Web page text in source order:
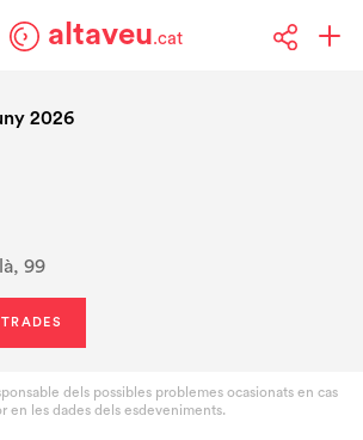
altaveu.cat
2026
99
dels possibles problemes ocasionats en cas
en les dades dels esdeveniments.